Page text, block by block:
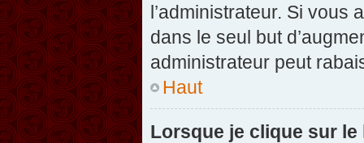
l’administrateur. Si vous
dans le seul but
administrateur peut
Haut
Lorsque je clique sur